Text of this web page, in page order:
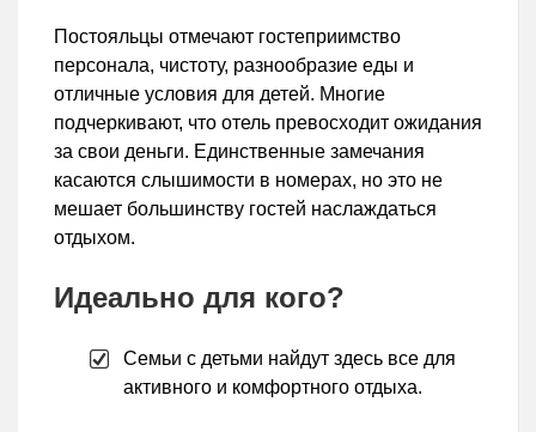
Постояльцы отмечают гостеприимство
персонала, чистоту, разнообразие еды и
отличные условия для детей. Многие
подчеркивают, что отель превосходит ожидания
за свои деньги. Единственные замечания
касаются слышимости в номерах, но это не
мешает большинству гостей наслаждаться
отдыхом.
Идеально для кого?
Семьи с детьми найдут здесь все для
активного и комфортного отдыха.